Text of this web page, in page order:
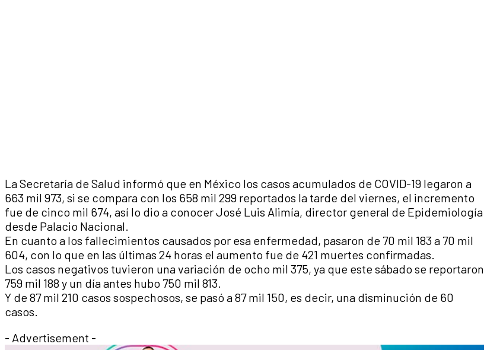
La Secretaría de Salud informó que en México los casos acumulados de COVID-19 legaron a
663 mil 973, si se compara con los 658 mil 299 reportados la tarde del viernes, el incremento
fue de cinco mil 674, así lo dio a conocer José Luis Alimía, director general de Epidemiología
desde Palacio Nacional.
En cuanto a los fallecimientos causados por esa enfermedad, pasaron de 70 mil 183 a 70 mil
604, con lo que en las últimas 24 horas el aumento fue de 421 muertes confirmadas.
Los casos negativos tuvieron una variación de ocho mil 375, ya que este sábado se reportaron
759 mil 188 y un día antes hubo 750 mil 813.
Y de 87 mil 210 casos sospechosos, se pasó a 87 mil 150, es decir, una disminución de 60
casos.
- Advertisement -